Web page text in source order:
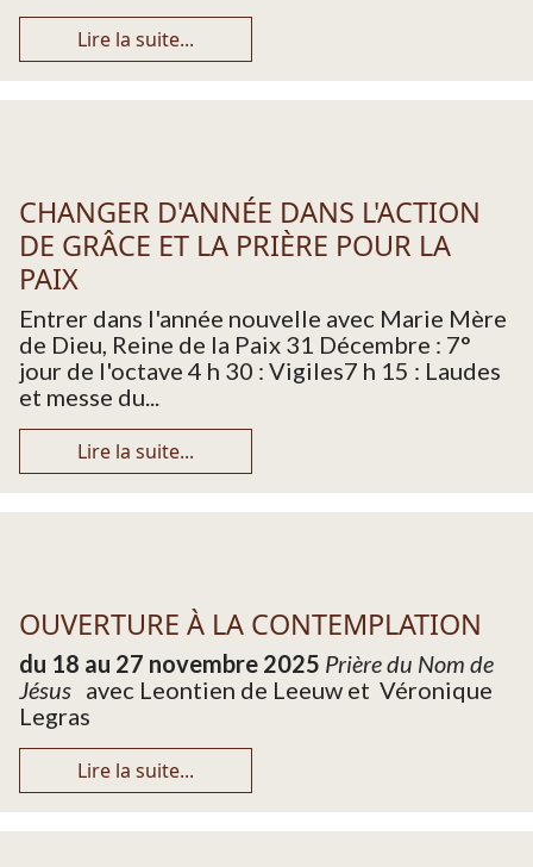
Lire la suite...
CHANGER D'ANNÉE DANS L'ACTION
DE GRÂCE ET LA PRIÈRE POUR LA
PAIX
Entrer dans l'année nouvelle avec Marie Mère
de Dieu, Reine de la Paix 31 Décembre : 7°
jour de l'octave 4 h 30 : Vigiles7 h 15 : Laudes
et messe du...
Lire la suite...
OUVERTURE À LA CONTEMPLATION
du 18 au 27 novembre 2025 Prière du Nom de
Jésus avec Leontien de Leeuw et Véronique
Legras
Lire la suite...